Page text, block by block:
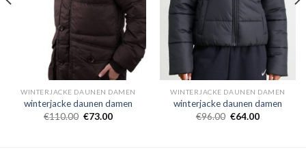
WINTERJACKE DAUNEN DAMEN
winterjacke daunen damen
€110.00 €73.00
WINTERJACKE DAUNEN DAMEN
winterjacke daunen damen
€96.00 €64.00